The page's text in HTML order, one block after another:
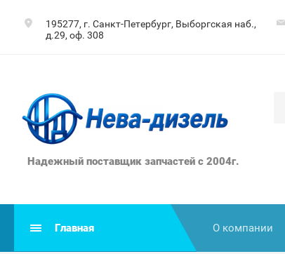
195277, г. Санкт-Петербург, Выборгская наб.,
д.29, оф. 308
Надежный поставщик запчастей с 2004г.
Главная О компании